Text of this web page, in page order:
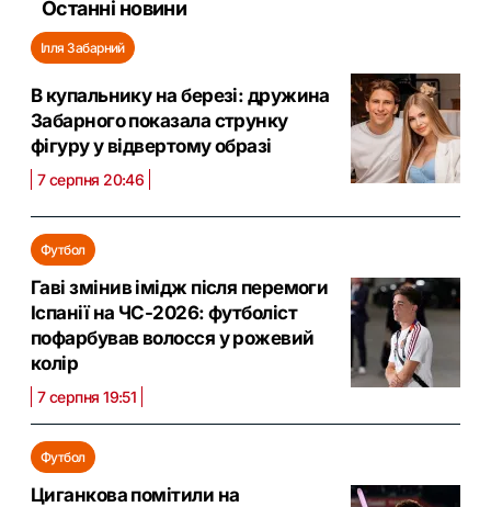
Останні новини
Ілля Забарний
В купальнику на березі: дружина
Забарного показала струнку
фігуру у відвертому образі
7 серпня 20:46
Футбол
Гаві змінив імідж після перемоги
Іспанії на ЧС-2026: футболіст
пофарбував волосся у рожевий
колір
7 серпня 19:51
Футбол
Циганкова помітили на